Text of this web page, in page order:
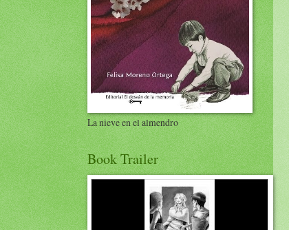
La nieve en el almendro
Book Trailer